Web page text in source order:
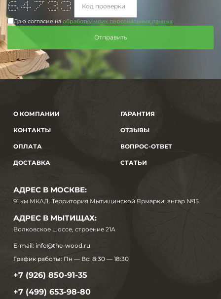
**** * ******* ***** *****
* ** * * * * *
* * * * * *
****** * * * ** **
* * ******* * * *
* * * * * * * *
***** * * ***** *****
Даю согласие на обработку моих персональных данных
О КОМПАНИИ
КОНТАКТЫ
ОПЛАТА
ДОСТАВКА
ГАРАНТИЯ
ОТЗЫВЫ
ВОПРОС-ОТВЕТ
СТАТЬИ
АДРЕС В МОСКВЕ:
91 км МКАД. Территория Мытищинской Ярмарки, ангар №15
АДРЕС В МЫТИЩАХ:
Волковское шоссе, строение 21А
E-mail: info@the-wood.ru
График работы: Пн — Вс: 8:30 — 18:30
+7 (926) 850-91-35
+7 (499) 653-98-80